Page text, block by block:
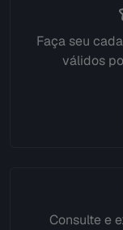
Faça seu
válidos
Consulte e